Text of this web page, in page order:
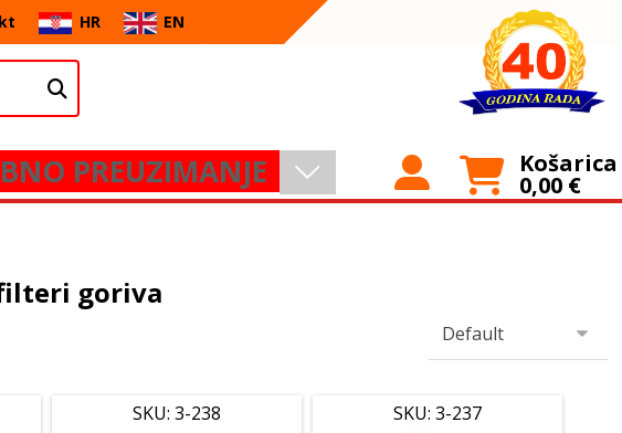
HR EN
PREUZIMANJE Košarica
0,00 €
goriva
SKU: 3-238 SKU: 3-237